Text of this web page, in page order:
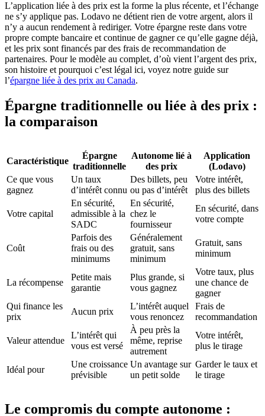
L’application liée à des prix est la forme la plus récente, et l’échange
ne s’y applique pas. Lodavo ne détient rien de votre argent, alors il
n’y a aucun rendement à rediriger. Votre épargne reste dans votre
propre compte bancaire et continue de gagner ce qu’elle gagne déjà,
et les prix sont financés par des frais de recommandation de
partenaires. Pour le modèle au complet, d’où vient l’argent des prix,
son histoire et pourquoi c’est légal ici, voyez notre guide sur
l’épargne liée à des prix au Canada.
Épargne traditionnelle ou liée à des prix :
la comparaison
Caractéristique
Épargne
traditionnelle
Autonome lié à
des prix
Application
(Lodavo)
Ce que vous
gagnez
Un taux
d’intérêt connu
Des billets, peu
ou pas d’intérêt
Votre intérêt,
plus des billets
Votre capital
En sécurité,
admissible à la
SADC
En sécurité,
chez le
fournisseur
En sécurité, dans
votre compte
Coût
Parfois des
frais ou des
minimums
Généralement
gratuit, sans
minimum
Gratuit, sans
minimum
La récompense
Petite mais
garantie
Plus grande, si
vous gagnez
Votre taux, plus
une chance de
gagner
Qui finance les
prix
Aucun prix
L’intérêt auquel
vous renoncez
Frais de
recommandation
Valeur attendue
L’intérêt qui
vous est versé
À peu près la
même, reprise
autrement
Votre intérêt,
plus le tirage
Idéal pour
Une croissance
prévisible
Un avantage sur
un petit solde
Garder le taux et
le tirage
Le compromis du compte autonome :